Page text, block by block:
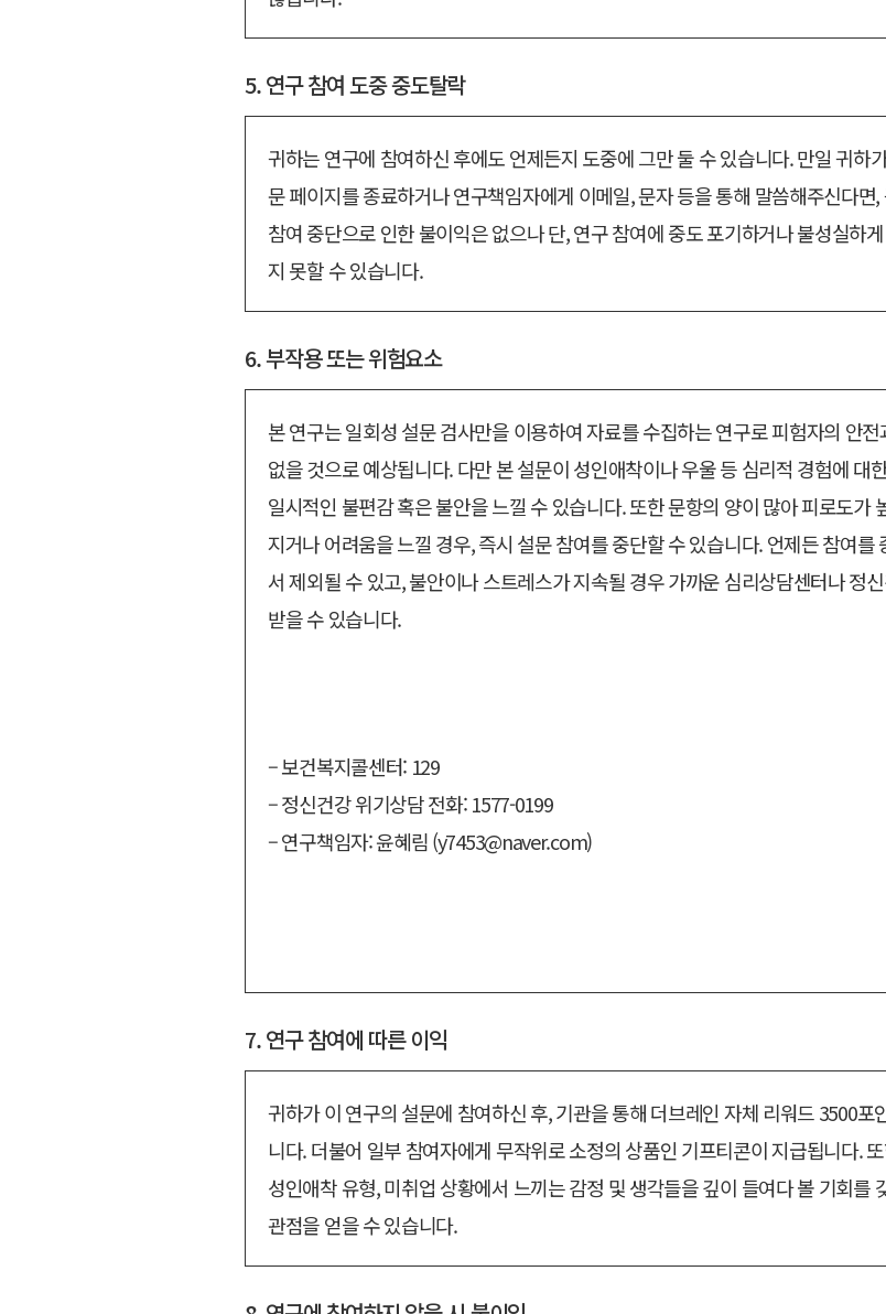
5. 연구 참여 도중 중도탈락
귀하는 연구에 참여하신 후에도 언제든지 도중에 그만 둘 수 있습니다. 만일 귀하
문 페이지를 종료하거나 연구책임자에게 이메일, 문자 등을 통해 말씀해주신다
참여 중단으로 인한 불이익은 없으나 단, 연구 참여에 중도 포기하거나 불성실하
지 못할 수 있습니다.
6. 부작용 또는 위험요소
본 연구는 일회성 설문 검사만을 이용하여 자료를 수집하는 연구로 피험자의 안
없을 것으로 예상됩니다. 다만 본 설문이 성인애착이나 우울 등 심리적 경험에 대
일시적인 불편감 혹은 불안을 느낄 수 있습니다. 또한 문항의 양이 많아 피로도가
지거나 어려움을 느낄 경우, 즉시 설문 참여를 중단할 수 있습니다. 언제든 참여
서 제외될 수 있고, 불안이나 스트레스가 지속될 경우 가까운 심리상담센터나 정
받을 수 있습니다.
– 보건복지콜센터: 129
– 정신건강 위기상담 전화: 1577-0199
– 연구책임자: 윤혜림 (y7453@naver.com)
7. 연구 참여에 따른 이익
귀하가 이 연구의 설문에 참여하신 후, 기관을 통해 더브레인 자체 리워드 3500
니다. 더불어 일부 참여자에게 무작위로 소정의 상품인 기프티콘이 지급됩니다.
성인애착 유형, 미취업 상황에서 느끼는 감정 및 생각들을 깊이 들여다 볼 기회를
관점을 얻을 수 있습니다.